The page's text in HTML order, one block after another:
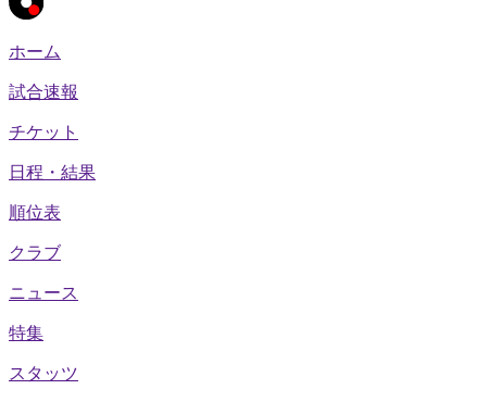
ホーム
試合速報
チケット
日程・結果
順位表
クラブ
ニュース
特集
スタッツ